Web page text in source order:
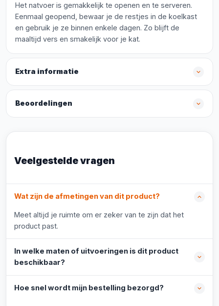
Het natvoer is gemakkelijk te openen en te serveren.
Eenmaal geopend, bewaar je de restjes in de koelkast
en gebruik je ze binnen enkele dagen. Zo blijft de
maaltijd vers en smakelijk voor je kat.
Extra informatie
Beoordelingen
Veelgestelde vragen
Wat zijn de afmetingen van dit product?
Meet altijd je ruimte om er zeker van te zijn dat het
product past.
In welke maten of uitvoeringen is dit product
beschikbaar?
Hoe snel wordt mijn bestelling bezorgd?